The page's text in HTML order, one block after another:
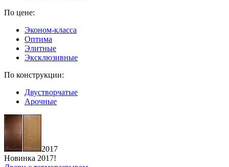
По цене:
Эконом-класса
Оптима
Элитные
Эксклюзивные
По конструкции:
Двустворчатые
Арочные
2017
Новинка 2017!